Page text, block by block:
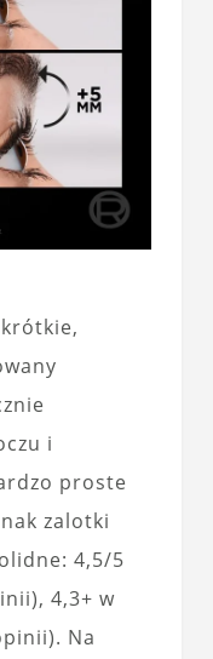
i
proste
zalotki
4,5/5
4,3+ w
Na